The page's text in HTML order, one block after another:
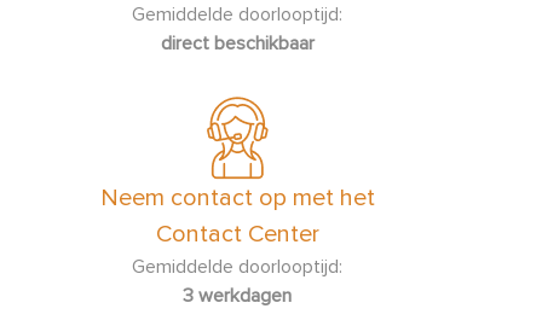
Gemiddelde doorlooptijd:
direct beschikbaar
Neem contact op met het
Contact Center
Gemiddelde doorlooptijd:
3 werkdagen